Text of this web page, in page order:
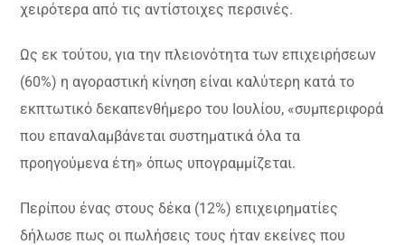
χειρότερα από τις αντίστοιχες περσινές.
Ως εκ τούτου, για την πλειονότητα των επιχειρήσεων
(60%) η αγοραστική κίνηση είναι καλύτερη κατά το
εκπτωτικό δεκαπενθήμερο του Ιουλίου, «συμπεριφορά
που επαναλαμβάνεται συστηματικά όλα τα
προηγούμενα έτη» όπως υπογραμμίζεται.
Περίπου ένας στους δέκα (12%) επιχειρηματίες
δήλωσε πως οι πωλήσεις τους ήταν εκείνες που